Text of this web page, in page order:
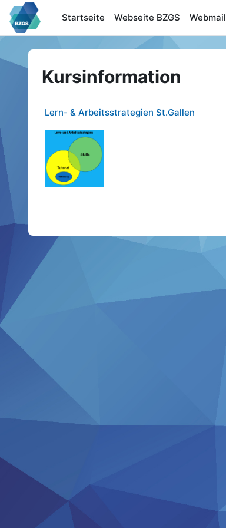
Zum Hauptinhalt
Startseite
Webseite BZGS Webmail
Kursinformation
Lern- & Arbeitsstrategien St.Gallen